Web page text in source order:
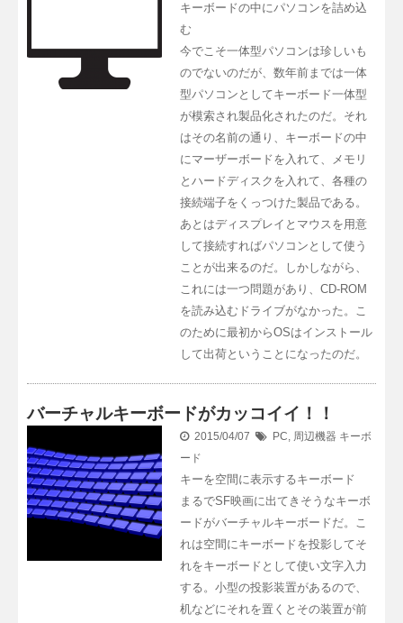
キーボードの中にパソコンを詰め込
む
今でこそ一体型パソコンは珍しいも
のでないのだが、数年前までは一体
型パソコンとしてキーボード一体型
が模索され製品化されたのだ。それ
はその名前の通り、キーボードの中
にマーザーボードを入れて、メモリ
とハードディスクを入れて、各種の
接続端子をくっつけた製品である。
あとはディスプレイとマウスを用意
して接続すればパソコンとして使う
ことが出来るのだ。しかしながら、
これには一つ問題があり、CD-ROM
を読み込むドライブがなかった。こ
のために最初からOSはインストール
して出荷ということになったのだ。
バーチャルキーボードがカッコイイ！！
2015/04/07 PC, 周辺機器 キーボ
ード
キーを空間に表示するキーボード
まるでSF映画に出てきそうなキーボ
ードがバーチャルキーボードだ。こ
れは空間にキーボードを投影してそ
れをキーボードとして使い文字入力
する。小型の投影装置があるので、
机などにそれを置くとその装置が前